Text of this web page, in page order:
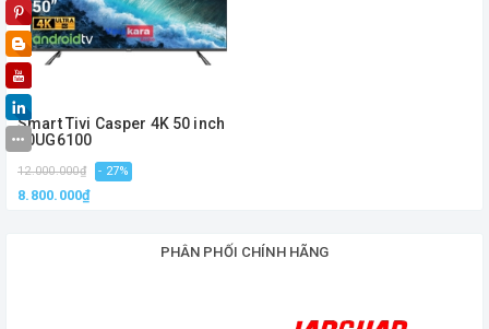
Smart Tivi Casper 4K 50 inch
50UG6100
12.000.000₫ - 27%
8.800.000₫
PHÂN PHỐI CHÍNH HÃNG